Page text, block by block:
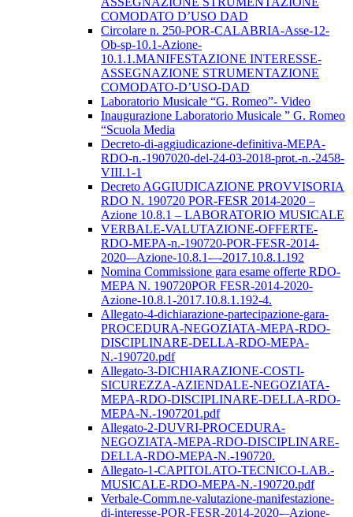
COMODATO D’USO DAD
Circolare n. 250-POR-CALABRIA-Asse-12-
Ob-sp-10.1-Azione-
10.1.1.MANIFESTAZIONE INTERESSE-
ASSEGNAZIONE STRUMENTAZIONE
COMODATO-D’USO-DAD
Laboratorio Musicale “G. Romeo”- Video
Inaugurazione Laboratorio Musicale ” G. Romeo
“Scuola Media
Decreto-di-aggiudicazione-definitiva-MEPA-
RDO-n.-1907020-del-24-03-2018-prot.-n.-2458-
VIII.1-1
Decreto AGGIUDICAZIONE PROVVISORIA
RDO N. 190720 POR-FESR 2014-2020 –
Azione 10.8.1 – LABORATORIO MUSICALE
VERBALE-VALUTAZIONE-OFFERTE-
RDO-MEPA-n.-190720-POR-FESR-2014-
2020-–Azione-10.8.1-–-2017.10.8.1.192
Nomina Commissione gara esame offerte RDO-
MEPA N. 190720POR FESR-2014-2020-
Azione-10.8.1-2017.10.8.1.192-4.
Allegato-4-dichiarazione-partecipazione-gara-
PROCEDURA-NEGOZIATA-MEPA-RDO-
DISCIPLINARE-DELLA-RDO-MEPA-
N.-190720.pdf
Allegato-3-DICHIARAZIONE-COSTI-
SICUREZZA-AZIENDALE-NEGOZIATA-
MEPA-RDO-DISCIPLINARE-DELLA-RDO-
MEPA-N.-1907201.pdf
Allegato-2-DUVRI-PROCEDURA-
NEGOZIATA-MEPA-RDO-DISCIPLINARE-
DELLA-RDO-MEPA-N.-190720.
Allegato-1-CAPITOLATO-TECNICO-LAB.-
MUSICALE-RDO-MEPA-N.-190720.pdf
Verbale-Comm.ne-valutazione-manifestazione-
di-interesse-POR-FESR-2014-2020-–Azione-